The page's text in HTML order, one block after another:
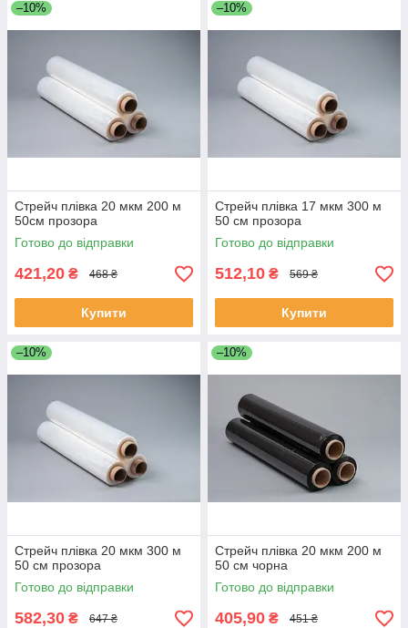
–10%
Стрейч плівка 20 мкм 200 м
50см прозора
Готово до відправки
421,20 ₴ 468 ₴
Купити
–10%
Стрейч плівка 17 мкм 300 м
50 см прозора
Готово до відправки
512,10 ₴ 569 ₴
Купити
–10%
Стрейч плівка 20 мкм 300 м
50 см прозора
Готово до відправки
582,30 ₴ 647 ₴
–10%
Стрейч плівка 20 мкм 200 м
50 см чорна
Готово до відправки
405,90 ₴ 451 ₴